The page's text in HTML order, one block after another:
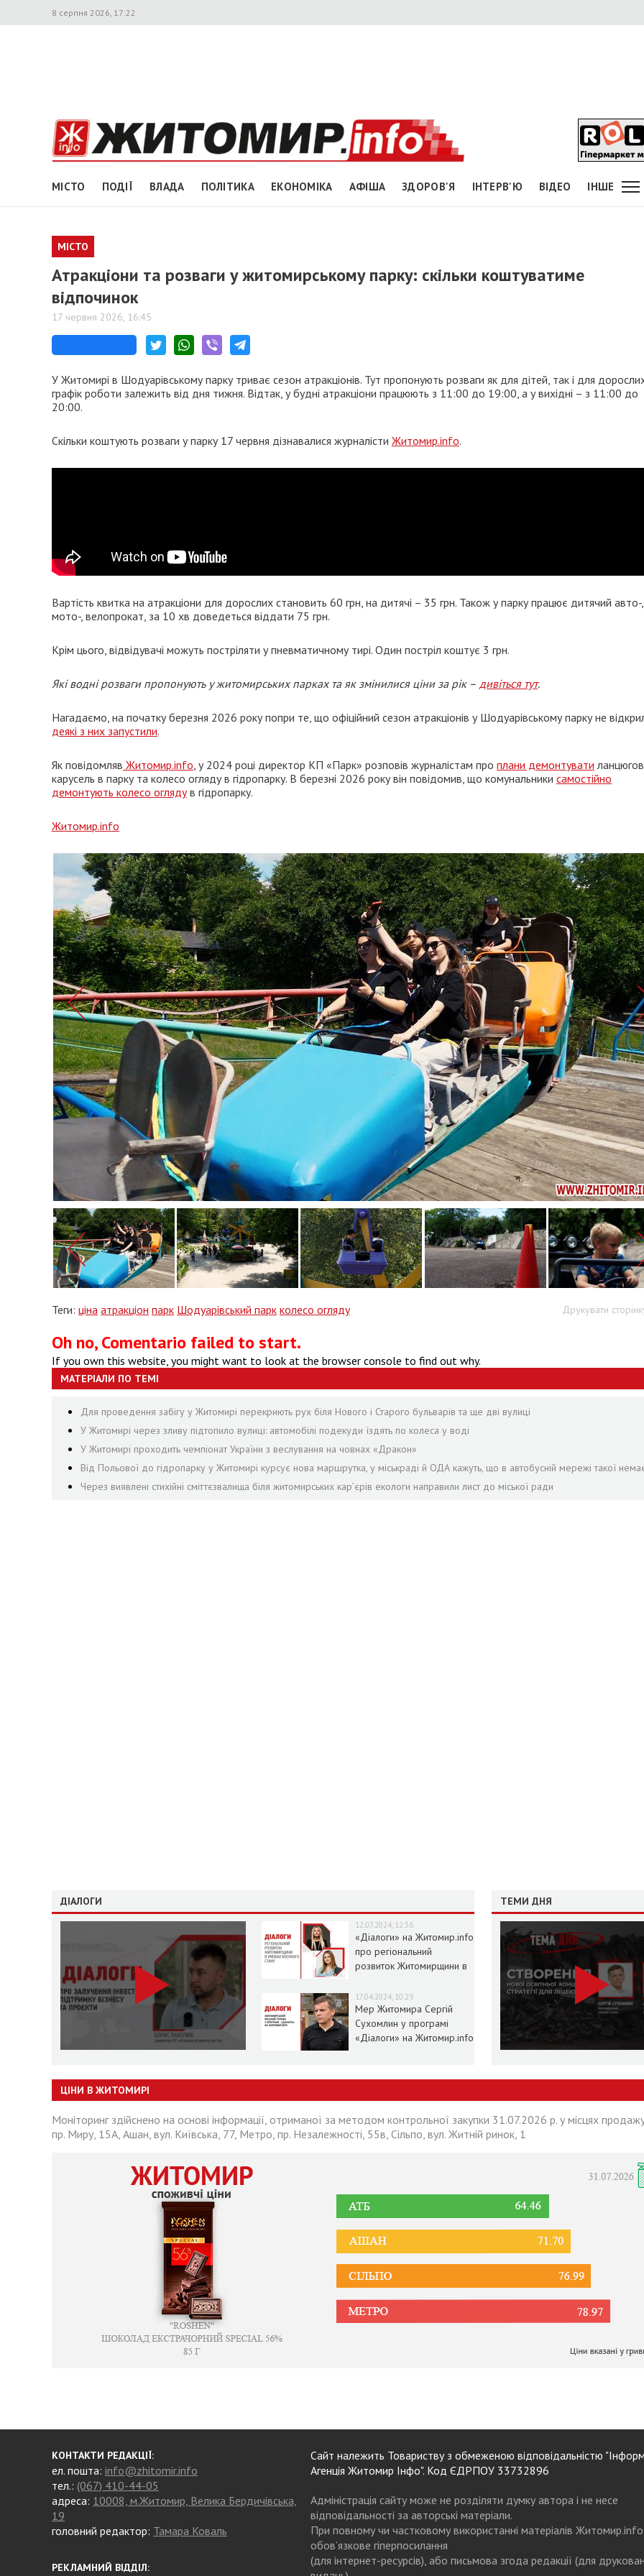
8 серпня 2026, 17:22
МІСТО ПОДІЇ ВЛАДА ПОЛІТИКА ЕКОНОМІКА АФІША ЗДОРОВ'Я ІНТЕРВ'Ю ВІДЕО ІНШЕ
МІСТО
Атракціони та розваги у житомирському парку: скільки коштуватиме
відпочинок
17 червня 2026, 16:45
У Житомирі в Шодуарівському парку триває сезон атракціонів. Тут пропонують розваги як для дітей, так і для
графік роботи залежить від дня тижня. Відтак, у будні атракціони працюють з 11:00 до 19:00, а у вихідні – з 11:00 до
20:00.
Скільки коштують розваги у парку 17 червня дізнавалися журналісти Житомир.info.
Вартість квитка на атракціони для дорослих становить 60 грн, на дитячі – 35 грн. Також у парку працює дитячий авто-,
мото-, велопрокат, за 10 хв доведеться віддати 75 грн.
Крім цього, відвідувачі можуть постріляти у пневматичному тирі. Один постріл коштує 3 грн.
Які водні розваги пропонують у житомирських парках та як змінилися ціни за рік – дивіться тут.
Нагадаємо, на початку березня 2026 року попри те, що офіційний сезон атракціонів у Шодуарівському парку не
деякі з них запустили.
Як повідомляв Житомир.info, у 2024 році директор КП «Парк» розповів журналістам про плани демонтувати
карусель в парку та колесо огляду в гідропарку. В березні 2026 року він повідомив, що комунальники самостійно
демонтують колесо оглядув гідропарку.
Житомир.info
Друкувати
Теги: ціна атракціон парк Шодуарівський парк колесо огляду
Oh no, Comentario failed to start.
If you own this website, you might want to look at the browser console to find out why.
МАТЕРІАЛИ ПО ТЕМІ
Для проведення забігу у Житомирі перекриють рух біля Нового і Старого бульварів та ще дві вулиці
У Житомирі через зливу підтопило вулиці: автомобілі подекуди їздять по колеса у воді
У Житомирі проходить чемпіонат України з веслування на човнах «Дракон»
Від Польової до гідропарку у Житомирі курсує нова маршрутка, у міськраді й ОДА кажуть, що в автобусній мережі такої
Через виявлені стихійні сміттєзвалища біля житомирських кар’єрів екологи направили лист до міської ради
ДІАЛОГИ
12.07.2024, 12:36
«Діалоги» на Житомир.info
про регіональний
розвиток Житомирщини в
17.04.2024, 10:29
Мер Житомира Сергій
Сухомлин у програмі
«Діалоги» на Житомир.info
ТЕМИ ДНЯ
ЦІНИ В ЖИТОМИРІ
Моніторинг здійснено на основі інформації, отриманої за методом контрольної закупки 31.07.2026 р. у місцях
пр. Миру, 15А, Ашан, вул. Київська, 77, Метро, пр. Незалежності, 55в, Сільпо, вул. Житній ринок, 1
КОНТАКТИ РЕДАКЦІЇ:
ел. пошта: info@zhitomir.info
тел.: (067) 410-44-05
адреса: 10008, м.Житомир, Велика Бердичівська,
19
головний редактор: Тамара Коваль
РЕКЛАМНИЙ ВІДДІЛ:
Сайт належить Товариству з обмеженою відповідальністю
Агенція Житомир Інфо". Код ЄДРПОУ 33732896
Адміністрація сайту може не розділяти думку автора і не несе
відповідальності за авторські матеріали.
При повному чи частковому використанні матеріалів Житомир.info
обов’язкове гіперпосилання
(для інтернет-ресурсів), або письмова згода редакції (для